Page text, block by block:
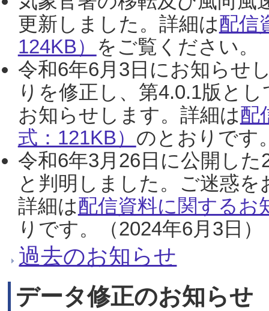
更新しました。詳細は配信
124KB） をご覧ください。
令和6年6月3日にお知らせ
りを修正し、第4.0.1版と
お知らせします。詳細は配
式：121KB） のとおりです
令和6年3月26日に公開し
と判明しました。ご迷惑
詳細は配信資料に関するお
りです。（2024年6月3日）
過去のお知らせ
データ修正のお知らせ